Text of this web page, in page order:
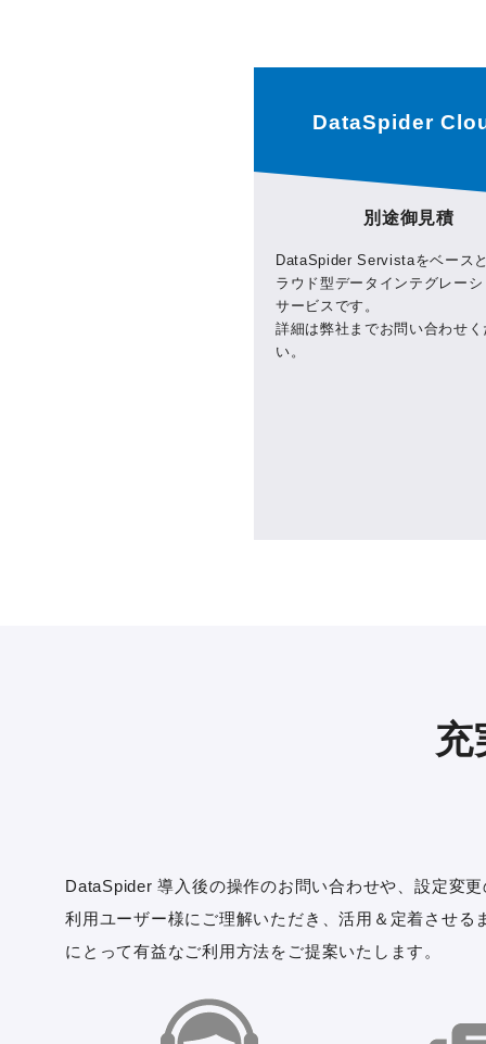
DataSpider
別途御見積
DataSpider Servistaをベース
ラウド型データインテグレー
サービスです。
詳細は弊社までお問い合わせ
い。
充
DataSpider 導入後の操作のお問い合わせや、設定変
利用ユーザー様にご理解いただき、活用＆定着させ
にとって有益なご利用方法をご提案いたします。